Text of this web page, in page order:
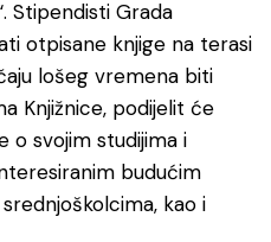
Stipendisti Grada
otpisane knjige na terasi
lošeg vremena biti
Knjižnice, podijelit će
o svojim studijima i
budućim
kao i